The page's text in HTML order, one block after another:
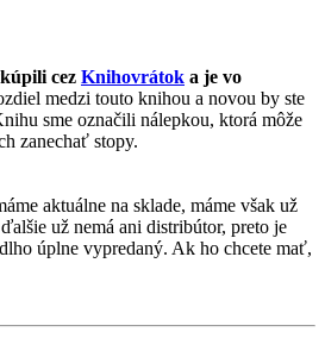
cez Knihovrátok a je vo
medzi touto knihou a novou by ste
sme označili nálepkou, ktorá môže
zanechať stopy.
aktuálne na sklade, máme však už
už nemá ani distribútor, preto je
úplne vypredaný. Ak ho chcete mať,